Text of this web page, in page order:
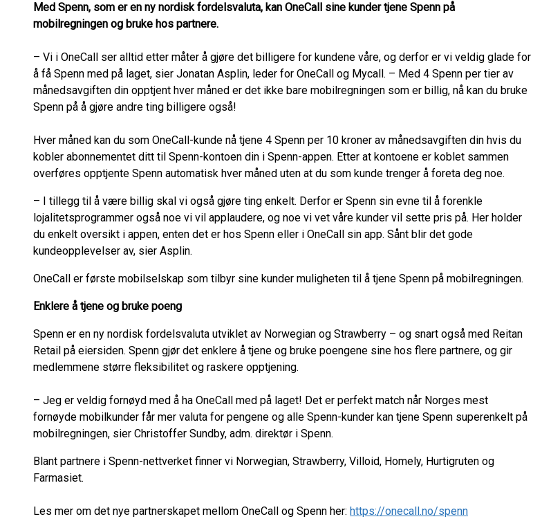
Med Spenn, som er en ny nordisk fordelsvaluta, kan OneCall sine kunder tjene Spenn på
mobilregningen og bruke hos partnere.
– Vi i OneCall ser alltid etter måter å gjøre det billigere for kundene våre, og derfor er vi veldig glade for
å få Spenn med på laget, sier Jonatan Asplin, leder for OneCall og Mycall. – Med 4 Spenn per tier av
månedsavgiften din opptjent hver måned er det ikke bare mobilregningen som er billig, nå kan du bruke
Spenn på å gjøre andre ting billigere også!
Hver måned kan du som OneCall-kunde nå tjene 4 Spenn per 10 kroner av månedsavgiften din hvis du
kobler abonnementet ditt til Spenn-kontoen din i Spenn-appen. Etter at kontoene er koblet sammen
overføres opptjente Spenn automatisk hver måned uten at du som kunde trenger å foreta deg noe.
– I tillegg til å være billig skal vi også gjøre ting enkelt. Derfor er Spenn sin evne til å forenkle
lojalitetsprogrammer også noe vi vil applaudere, og noe vi vet våre kunder vil sette pris på. Her holder
du enkelt oversikt i appen, enten det er hos Spenn eller i OneCall sin app. Sånt blir det gode
kundeopplevelser av, sier Asplin.
OneCall er første mobilselskap som tilbyr sine kunder muligheten til å tjene Spenn på mobilregningen.
Enklere å tjene og bruke poeng
Spenn er en ny nordisk fordelsvaluta utviklet av Norwegian og Strawberry – og snart også med Reitan
Retail på eiersiden. Spenn gjør det enklere å tjene og bruke poengene sine hos flere partnere, og gir
medlemmene større fleksibilitet og raskere opptjening.
– Jeg er veldig fornøyd med å ha OneCall med på laget! Det er perfekt match når Norges mest
fornøyde mobilkunder får mer valuta for pengene og alle Spenn-kunder kan tjene Spenn superenkelt på
mobilregningen, sier Christoffer Sundby, adm. direktør i Spenn.
Blant partnere i Spenn-nettverket finner vi Norwegian, Strawberry, Villoid, Homely, Hurtigruten og
Farmasiet.
Les mer om det nye partnerskapet mellom OneCall og Spenn her: https://onecall.no/spenn